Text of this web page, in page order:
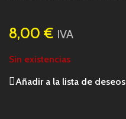
8,00 € IVA
Sin existencias
Añadir a la lista de deseos